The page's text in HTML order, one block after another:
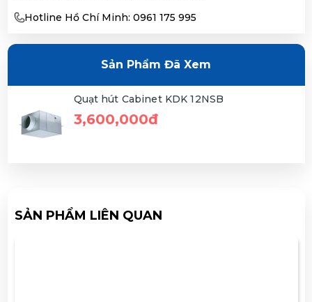
Hotline Hồ Chí Minh: 0961 175 995
Sản Phẩm Đã Xem
Quạt hút Cabinet KDK 12NSB
3,600,000đ
SẢN PHẨM LIÊN QUAN